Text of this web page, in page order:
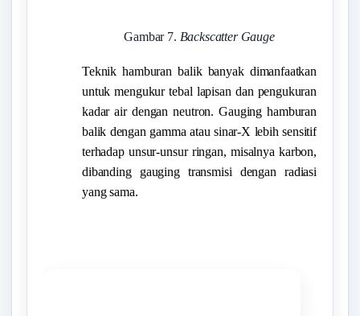
Gambar 7. Backscatter Gauge
Teknik hamburan balik banyak dimanfaatkan
untuk mengukur tebal lapisan dan pengukuran
kadar air dengan neutron. Gauging hamburan
balik dengan gamma atau sinar-X lebih sensitif
terhadap unsur-unsur ringan, misalnya karbon,
dibanding gauging transmisi dengan radiasi
yang sama.